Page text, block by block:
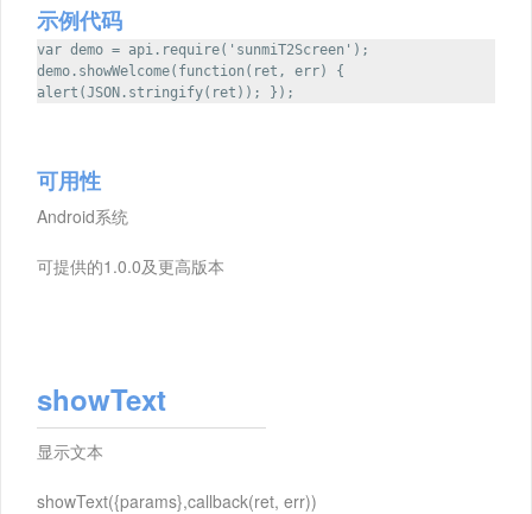
示例代码
var demo = api.require('sunmiT2Screen');
demo.showWelcome(function(ret, err) {
alert(JSON.stringify(ret)); });
可用性
Android系统
可提供的1.0.0及更高版本
showText
显示文本
showText({params},callback(ret, err))